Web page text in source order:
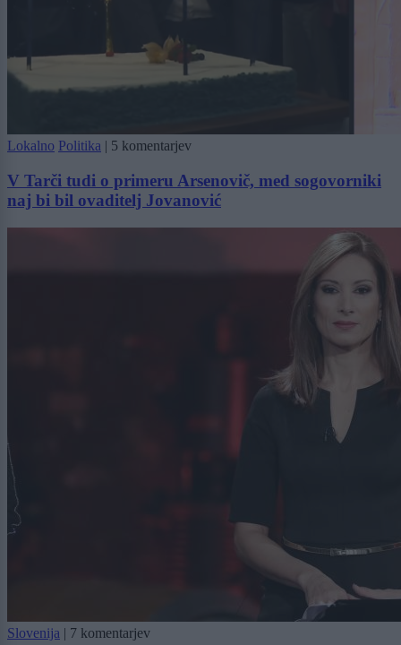
Lokalno Politika | 5 komentarjev
V Tarči tudi o primeru Arsenovič, med sogovorniki
naj bi bil ovaditelj Jovanović
Slovenija | 7 komentarjev